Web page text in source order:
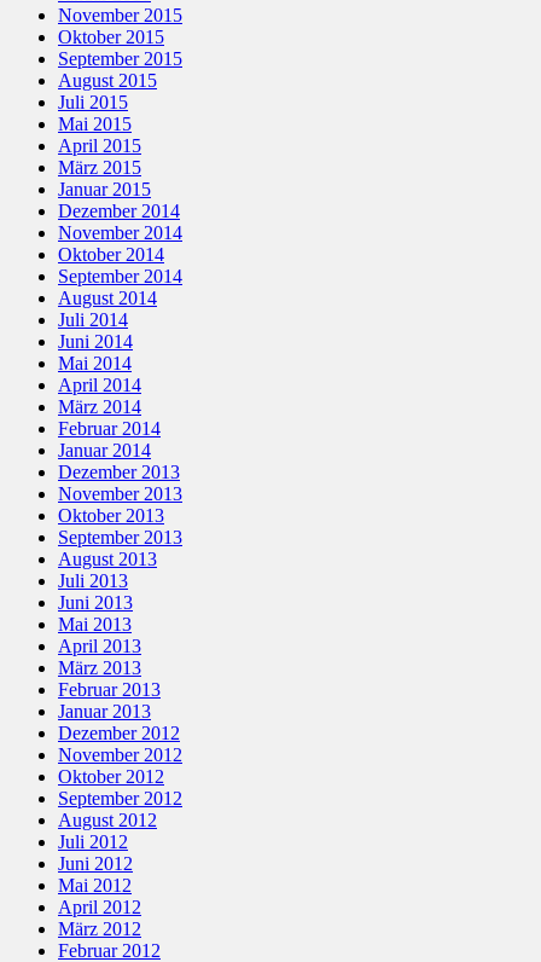
November 2015
Oktober 2015
September 2015
August 2015
Juli 2015
Mai 2015
April 2015
März 2015
Januar 2015
Dezember 2014
November 2014
Oktober 2014
September 2014
August 2014
Juli 2014
Juni 2014
Mai 2014
April 2014
März 2014
Februar 2014
Januar 2014
Dezember 2013
November 2013
Oktober 2013
September 2013
August 2013
Juli 2013
Juni 2013
Mai 2013
April 2013
März 2013
Februar 2013
Januar 2013
Dezember 2012
November 2012
Oktober 2012
September 2012
August 2012
Juli 2012
Juni 2012
Mai 2012
April 2012
März 2012
Februar 2012